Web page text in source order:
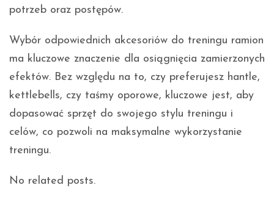
potrzeb oraz postępów.
Wybór odpowiednich akcesoriów do treningu ramion
ma kluczowe znaczenie dla osiągnięcia zamierzonych
efektów. Bez względu na to, czy preferujesz hantle,
kettlebells, czy taśmy oporowe, kluczowe jest, aby
dopasować sprzęt do swojego stylu treningu i
celów, co pozwoli na maksymalne wykorzystanie
treningu.
No related posts.